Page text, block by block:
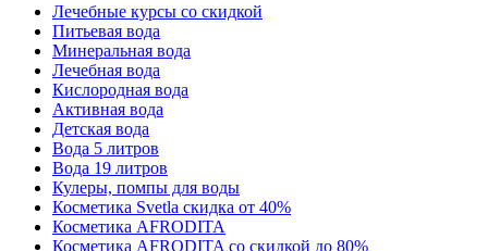
Лечебные курсы со скидкой
Питьевая вода
Минеральная вода
Лечебная вода
Кислородная вода
Активная вода
Детская вода
Вода 5 литров
Вода 19 литров
Кулеры, помпы для воды
Косметика Svetla скидка от 40%
Косметика AFRODITA
Косметика AFRODITA со скидкой до 80%